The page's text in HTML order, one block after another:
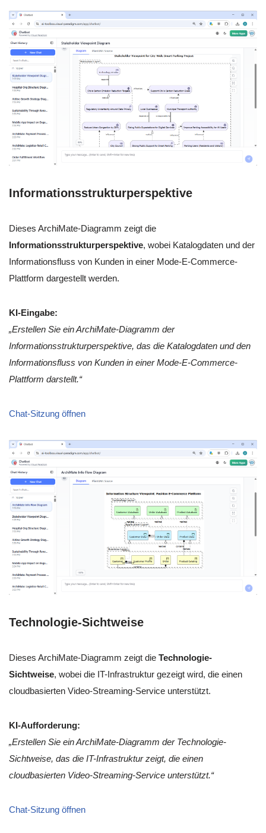
Informationsstrukturperspektive
Dieses ArchiMate-Diagramm zeigt die
Informationsstrukturperspektive, wobei Katalogdaten und der
Informationsfluss von Kunden in einer Mode-E-Commerce-
Plattform dargestellt werden.
KI-Eingabe:
„Erstellen Sie ein ArchiMate-Diagramm der
Informationsstrukturperspektive, das die Katalogdaten und den
Informationsfluss von Kunden in einer Mode-E-Commerce-
Plattform darstellt.“
Chat-Sitzung öffnen
Technologie-Sichtweise
Dieses ArchiMate-Diagramm zeigt die Technologie-
Sichtweise, wobei die IT-Infrastruktur gezeigt wird, die einen
cloudbasierten Video-Streaming-Service unterstützt.
KI-Aufforderung:
„Erstellen Sie ein ArchiMate-Diagramm der Technologie-
Sichtweise, das die IT-Infrastruktur zeigt, die einen
cloudbasierten Video-Streaming-Service unterstützt.“
Chat-Sitzung öffnen